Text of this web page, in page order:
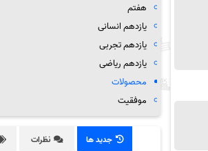
هفتم
یازدهم انسانی
یازدهم تجربی
یازدهم ریاضی
محصولات
موفقیت
جدید ها نظرات